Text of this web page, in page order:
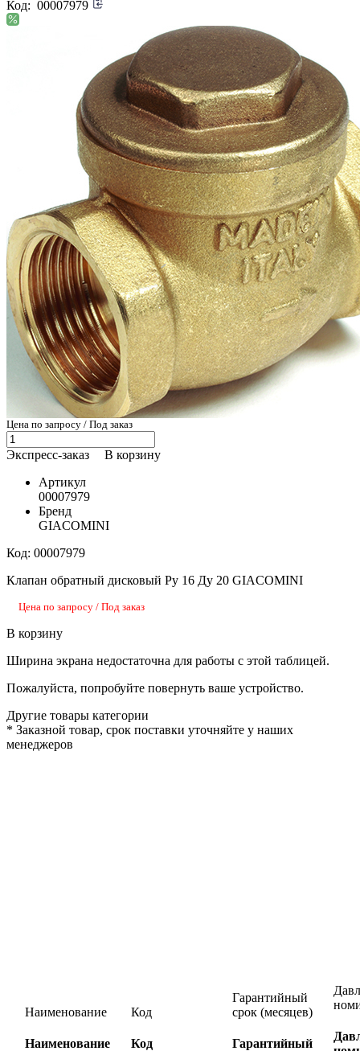
Код: 00007979
Цена по запросу / Под заказ
Экспресс-заказ
В корзину
Артикул
00007979
Бренд
GIACOMINI
Код: 00007979
Клапан обратный дисковый Ру 16 Ду 20 GIACOMINI
Цена по запросу / Под заказ
В корзину
Ширина экрана недостаточна для работы с этой таблицей.
Пожалуйста, попробуйте повернуть ваше устройство.
Другие товары категории
* Заказной товар, срок поставки уточняйте у наших
менеджеров
Наименование
Наименование
Код
Код
Гарантийный
срок (месяцев)
Гарантийный